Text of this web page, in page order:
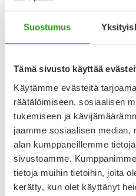
Suostumus
Tämä sivusto käyttää
Käytämme evästeitä
räätälöimiseen, sosiaalisen
tukemiseen ja
jaamme sosiaalisen median,
alan kumppaneillemme
sivustoamme.
tietoja muihin tietoihin, joita
kerätty, kun olet käyttänyt
Katso kaikki
YA-muistuttaja
Muistuttajan avulla pidät
tuotteet ajoissa, eivätkä ne
Lisää tuote